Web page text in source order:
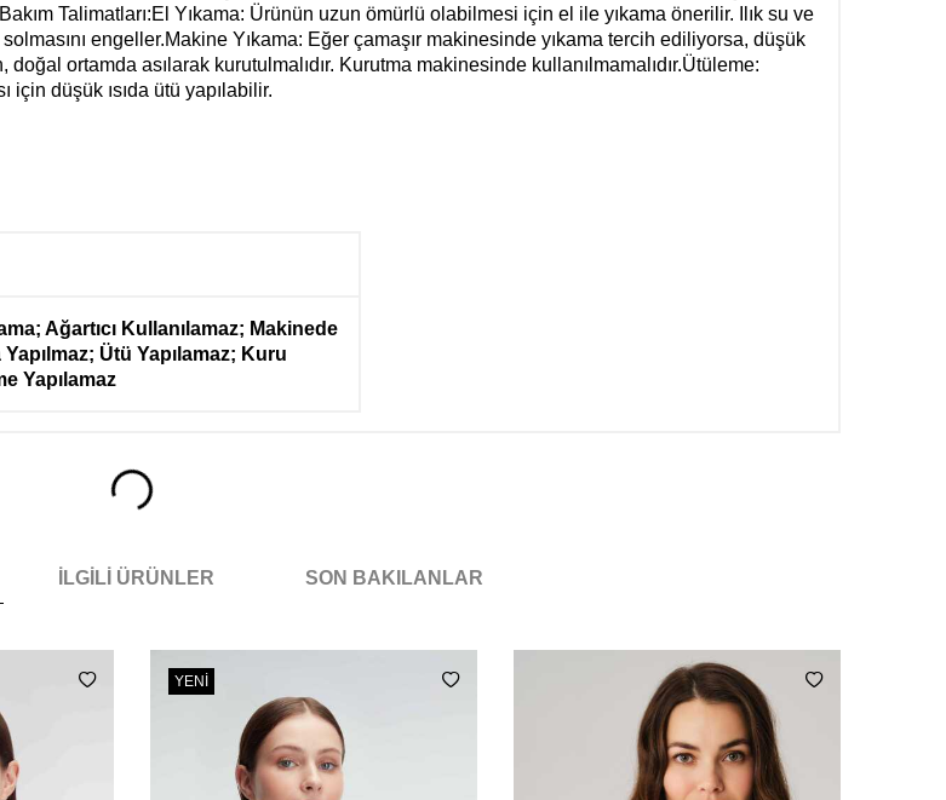
Talimatları:El Yıkama: Ürünün uzun ömürlü olabilmesi için el ile yıkama önerilir. Ilık su ve
engeller.Makine Yıkama: Eğer çamaşır makinesinde yıkama tercih ediliyorsa, düşük
doğal ortamda asılarak kurutulmalıdır. Kurutma makinesinde kullanılmamalıdır.Ütüleme:
için düşük ısıda ütü yapılabilir.
Ağartıcı Kullanılamaz; Makinede
Ütü Yapılamaz; Kuru
Yapılamaz
İLGILI ÜRÜNLER SON BAKILANLAR
YENI